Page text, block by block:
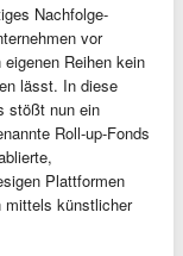
Nachfolge-
vor
Reihen kein
lässt. In diese
stößt nun ein
Roll-up-Fonds
Plattformen
mittels künstlicher